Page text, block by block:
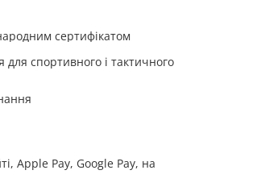
сертифікатом
для спортивного і тактичного
Apple Pay, Google Pay, на